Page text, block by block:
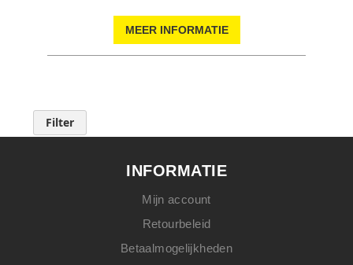
MEER INFORMATIE
Filter
INFORMATIE
Mijn account
Retourbeleid
Betaalmogelijkheden